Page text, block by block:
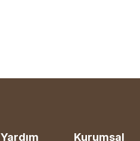
Yardım Kurumsal